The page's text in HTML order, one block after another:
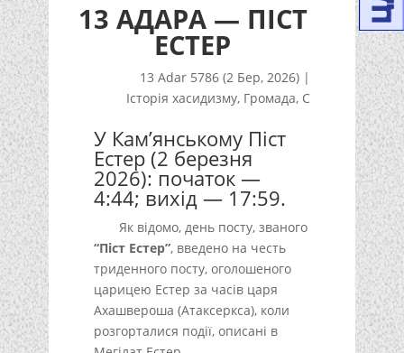
13 АДАРА — ПІСТ
ЕСТЕР
13 Adar 5786 (2 Бер, 2026) |
Історія хасидизму, Громада, С
У Кам’янському Піст
Естер (2 березня
2026): початок —
4:44; вихід — 17:59.
Як відомо, день посту, званого
“Піст Естер”, введено на честь
триденного посту, оголошеного
царицею Естер за часів царя
Ахашвероша (Атаксеркса), коли
розгорталися події, описані в